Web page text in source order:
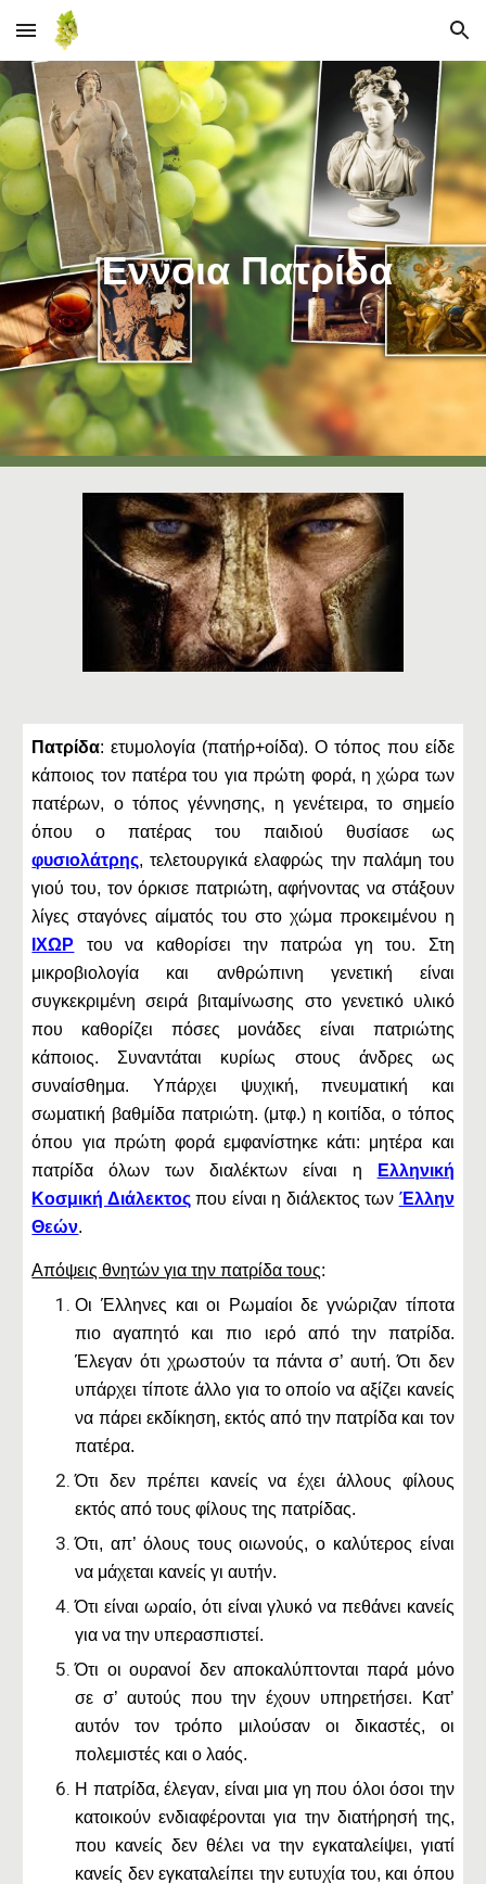
Skip to main content Skip to navigation
Έννοια Πατρίδα
Πατρίδα: ετυμολογία (πατήρ+οίδα). Ο τόπος που είδε
κάποιος τον πατέρα του για πρώτη φορά, η χώρα των
πατέρων, ο τόπος γέννησης, η γενέτειρα, το σημείο
όπου ο πατέρας του παιδιού θυσίασε ως
φυσιολάτρης, τελετουργικά ελαφρώς την παλάμη του
γιού του, τον όρκισε πατριώτη, αφήνοντας να στάξουν
λίγες σταγόνες αίματός του στο χώμα προκειμένου η
ΙΧΩΡ του να καθορίσει την πατρώα γη του. Στη
μικροβιολογία και ανθρώπινη γενετική είναι
συγκεκριμένη σειρά βιταμίνωσης στο γενετικό υλικό
που καθορίζει πόσες μονάδες είναι πατριώτης
κάποιος. Συναντάται κυρίως στους άνδρες ως
συναίσθημα. Υπάρχει ψυχική, πνευματική και
σωματική βαθμίδα πατριώτη. (μτφ.) η κοιτίδα, ο τόπος
όπου για πρώτη φορά εμφανίστηκε κάτι: μητέρα και
πατρίδα όλων των διαλέκτων είναι η
Ελληνική
Κοσμική Διάλεκτοςπου είναι η διάλεκτος των Έλλην
Θεών.
Απόψεις θνητών για την πατρίδα τους:
Οι Έλληνες και οι Ρωμαίοι δε γνώριζαν τίποτα
πιο αγαπητό και πιο ιερό από την πατρίδα.
Έλεγαν ότι χρωστούν τα πάντα σ’ αυτή. Ότι δεν
υπάρχει τίποτε άλλο για το οποίο να αξίζει κανείς
να πάρει εκδίκηση, εκτός από την πατρίδα και τον
πατέρα.
Ότι δεν πρέπει κανείς να έχει άλλους φίλους
εκτός από τους φίλους της πατρίδας.
Ότι, απ’ όλους τους οιωνούς, ο καλύτερος είναι
να μάχεται κανείς γι αυτήν.
Ότι είναι ωραίο, ότι είναι γλυκό να πεθάνει κανείς
για να την υπερασπιστεί.
Ότι οι ουρανοί δεν αποκαλύπτονται παρά μόνο
σε σ’ αυτούς που την έχουν υπηρετήσει. Κατ’
αυτόν τον τρόπο μιλούσαν οι δικαστές, οι
πολεμιστές και ο λαός.
H πατρίδα, έλεγαν, είναι μια γη που όλοι όσοι την
κατοικούν ενδιαφέρονται για την διατήρησή της,
που κανείς δεν θέλει να την εγκαταλείψει, γιατί
κανείς δεν εγκαταλείπει την ευτυχία του, και όπου